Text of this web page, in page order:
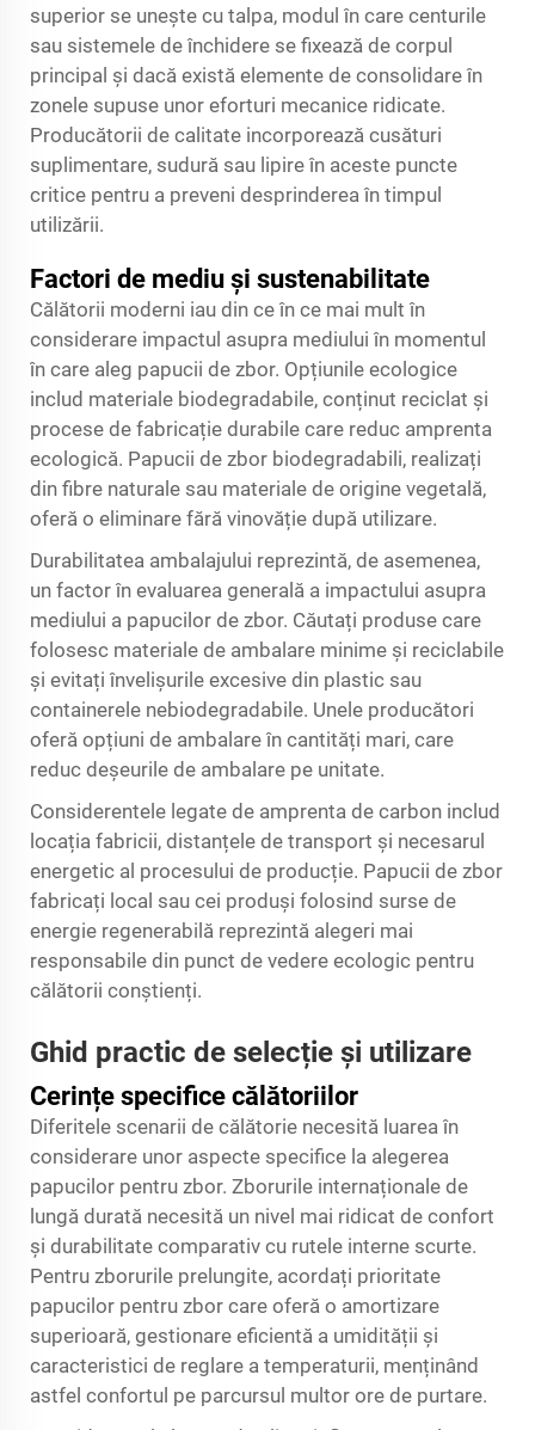
superior se unește cu talpa, modul în care centurile
sau sistemele de închidere se fixează de corpul
principal și dacă există elemente de consolidare în
zonele supuse unor eforturi mecanice ridicate.
Producătorii de calitate incorporează cusături
suplimentare, sudură sau lipire în aceste puncte
critice pentru a preveni desprinderea în timpul
utilizării.
Factori de mediu și sustenabilitate
Călătorii moderni iau din ce în ce mai mult în
considerare impactul asupra mediului în momentul
în care aleg papucii de zbor. Opțiunile ecologice
includ materiale biodegradabile, conținut reciclat și
procese de fabricație durabile care reduc amprenta
ecologică. Papucii de zbor biodegradabili, realizați
din fibre naturale sau materiale de origine vegetală,
oferă o eliminare fără vinovăție după utilizare.
Durabilitatea ambalajului reprezintă, de asemenea,
un factor în evaluarea generală a impactului asupra
mediului a papucilor de zbor. Căutați produse care
folosesc materiale de ambalare minime și reciclabile
și evitați învelișurile excesive din plastic sau
containerele nebiodegradabile. Unele producători
oferă opțiuni de ambalare în cantități mari, care
reduc deșeurile de ambalare pe unitate.
Considerentele legate de amprenta de carbon includ
locația fabricii, distanțele de transport și necesarul
energetic al procesului de producție. Papucii de zbor
fabricați local sau cei produși folosind surse de
energie regenerabilă reprezintă alegeri mai
responsabile din punct de vedere ecologic pentru
călătorii conștienți.
Ghid practic de selecție și utilizare
Cerințe specifice călătoriilor
Diferitele scenarii de călătorie necesită luarea în
considerare unor aspecte specifice la alegerea
papucilor pentru zbor. Zborurile internaționale de
lungă durată necesită un nivel mai ridicat de confort
și durabilitate comparativ cu rutele interne scurte.
Pentru zborurile prelungite, acordați prioritate
papucilor pentru zbor care oferă o amortizare
superioară, gestionare eficientă a umidității și
caracteristici de reglare a temperaturii, menținând
astfel confortul pe parcursul multor ore de purtare.